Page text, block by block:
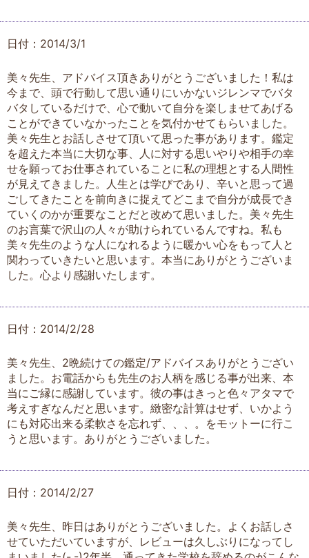
日付：2014/3/1
美々先生、アドバイス頂きありがとうございました！私は
今まで、頭で行動して思い通りにいかないジレンマでバタ
バタしているだけで、心で動いて自分を楽しませてあげる
ことができていなかったことを気付かせてもらいました。
美々先生とお話しさせて頂いて思った事があります。鑑定
を超えた本当に大切な事、人に対する思いやりや相手の幸
せを願ってお仕事されていることに私の理想とする人間性
が見えてきました。人生とは学びであり、辛いと思って過
ごしてきたことを前向きに捉えてどこまで自分が成長でき
ていくのかが重要なことだと改めて思いました。美々先生
のお言葉で沢山の人々が助けられているんですね。私も
美々先生のような人になれるように暖かい心をもって人と
関わっていきたいと思います。本当にありがとうございま
した。心より感謝いたします。
日付：2014/2/28
美々先生、2晩続けての鑑定/アドバイスありがとうござい
ました。お電話からも先生のお人柄を感じる事が出来、本
当にご縁に感謝しています。彼の事はきっと色々アタマで
考えすぎなんだと思います。緻密な計算はせず、いかよう
にも対応出来る柔軟さを忘れず、、、。をモットーに行こ
うと思います。ありがとうございました。
日付：2014/2/27
美々先生、昨日はありがとうございました。よくお話しさ
せていただいていますが、レビューは久しぶりになってし